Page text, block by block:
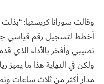
وقالت سورانا كريستيا:
أخطط لتسجيل رقم قياسي
نصيبي وأفخر بالأداء الذي
ولكن في النهاية هذا ما
مدار أكثر من ثلاث ساعات